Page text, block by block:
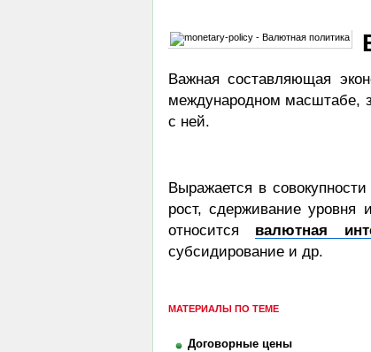
Важная составляющая
международном масштабе,
с ней.
Выражается в
рост, сдерживание
относится валютная
субсидирование и др.
МАТЕРИАЛЫ ПО ТЕМЕ
Договорные цены